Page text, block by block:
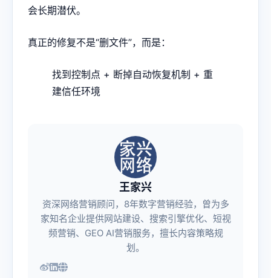
会长期潜伏。
真正的修复不是“删文件”，而是：
找到控制点 + 断掉自动恢复机制 + 重
建信任环境
王家兴
资深网络营销顾问，8年数字营销经验，曾为多
家知名企业提供网站建设、搜索引擎优化、短视
频营销、GEO AI营销服务，擅长内容策略规
划。